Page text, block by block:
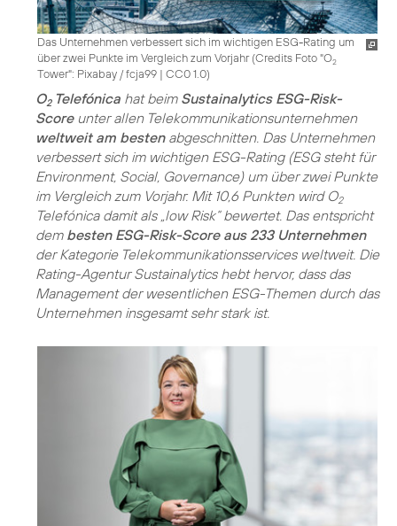
Das Unternehmen verbessert sich im wichtigen ESG-Rating um
über zwei Punkte im Vergleich zum Vorjahr (Credits Foto "O2
Tower": Pixabay / fcja99 | CC0 1.0)
O2Telefónica hat beim Sustainalytics ESG-Risk-
Scoreunter allen Telekommunikationsunternehmen
weltweit am bestenabgeschnitten. Das Unternehmen
verbessert sich im wichtigen ESG-Rating (ESG steht für
Environment, Social, Governance) um über zwei Punkte
im Vergleich zum Vorjahr. Mit 10,6 Punkten wird O2
Telefónica damit als „low Risk“ bewertet. Das entspricht
dem besten ESG-Risk-Score aus 233 Unternehmen
der Kategorie Telekommunikationsservices weltweit. Die
Rating-Agentur Sustainalytics hebt hervor, dass das
Management der wesentlichen ESG-Themen durch das
Unternehmen insgesamt sehr stark ist.